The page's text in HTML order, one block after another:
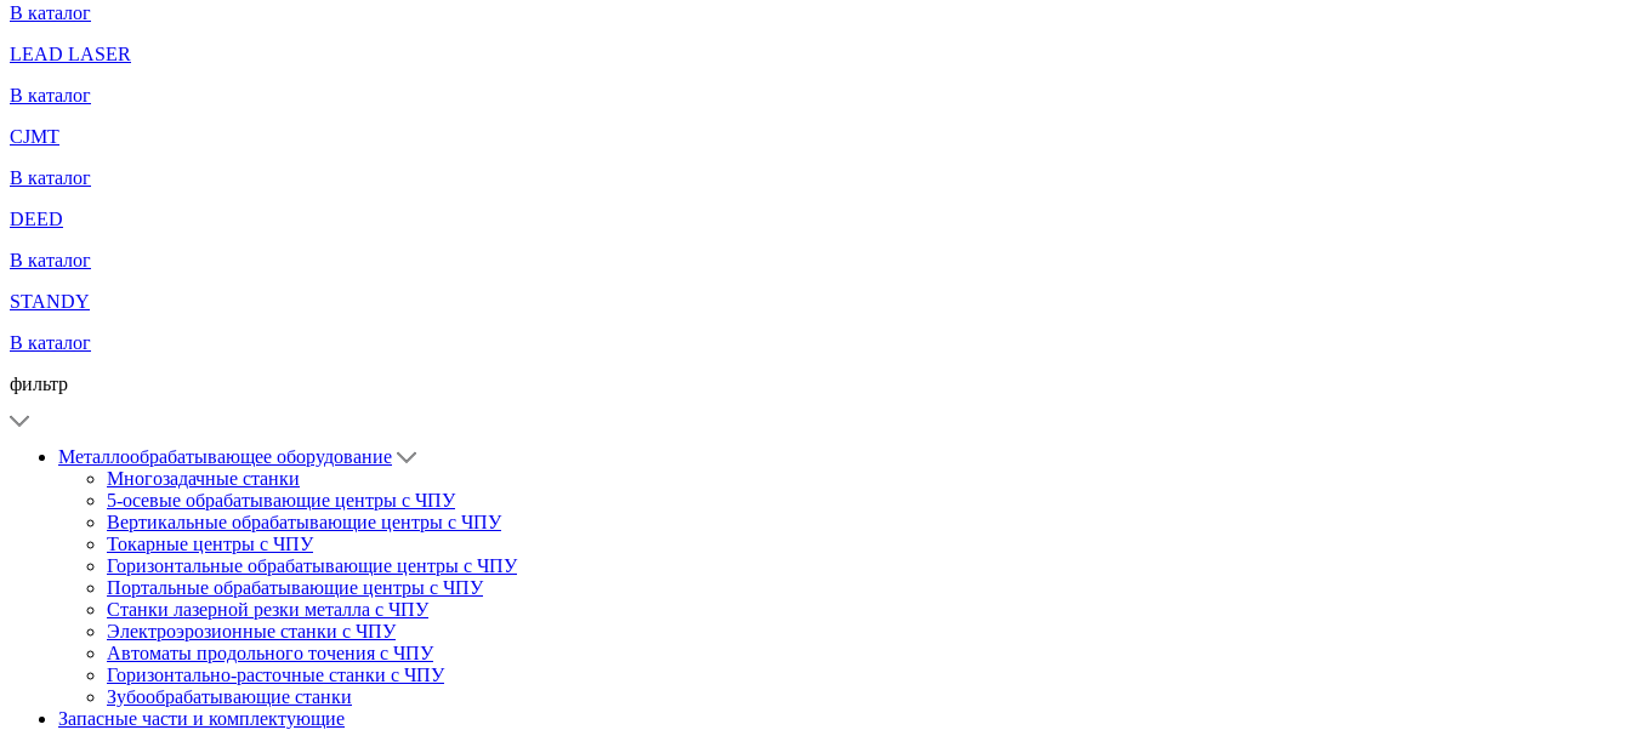
В каталог
LEAD LASER
В каталог
CJMT
В каталог
DEED
В каталог
STANDY
В каталог
фильтр
Металлообрабатывающее оборудование
Многозадачные станки
5-осевые обрабатывающие центры с ЧПУ
Вертикальные обрабатывающие центры с ЧПУ
Токарные центры с ЧПУ
Горизонтальные обрабатывающие центры с ЧПУ
Портальные обрабатывающие центры с ЧПУ
Станки лазерной резки металла с ЧПУ
Электроэрозионные станки с ЧПУ
Автоматы продольного точения с ЧПУ
Горизонтально-расточные станки с ЧПУ
Зубообрабатывающие станки
Запасные части и комплектующие